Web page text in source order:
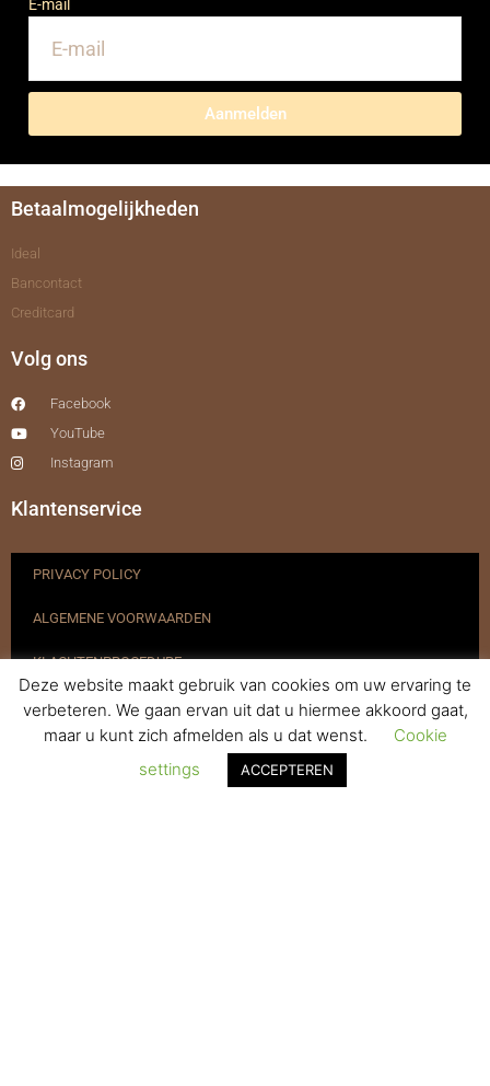
E-mail
Aanmelden
Betaalmogelijkheden
Ideal
Bancontact
Creditcard
Volg ons
Facebook
YouTube
Instagram
Klantenservice
PRIVACY POLICY
ALGEMENE VOORWAARDEN
KLACHTENPROCEDURE
VERZENDEN & RETOURNEREN
Deze website maakt gebruik van cookies om uw ervaring te
verbeteren. We gaan ervan uit dat u hiermee akkoord gaat,
maar u kunt zich afmelden als u dat wenst.
Cookie
settings
ACCEPTEREN